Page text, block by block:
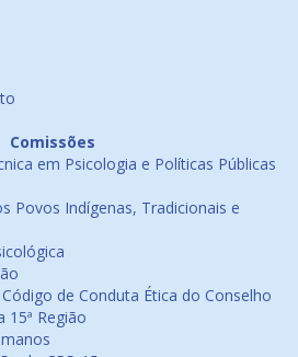
Comissões
em Psicologia e Políticas Públicas
Povos Indígenas, Tradicionais e
de Conduta Ética do Conselho
15ª Região